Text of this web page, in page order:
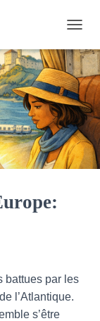
U
V
R
I
R
/
F
E
R
M
I
battues par les
l’Atlantique.
s’être